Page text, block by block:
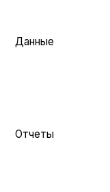
Данные
Отчеты